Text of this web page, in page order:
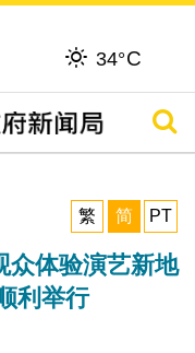
34°C
搜寻
繁
简 PT
众体验演艺新地
利举行